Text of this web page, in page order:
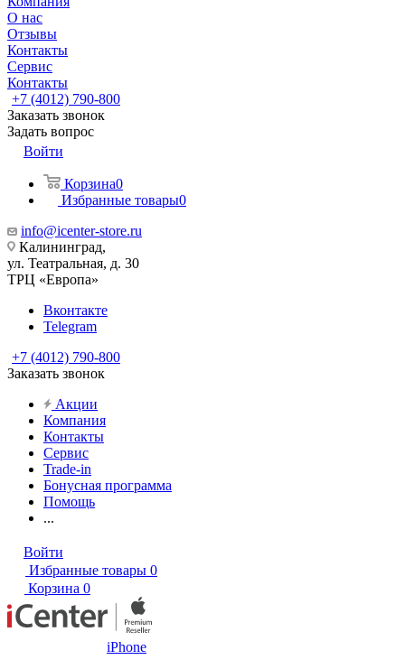
О нас
Отзывы
Контакты
Сервис
Контакты
+7 (4012) 790-800
Заказать звонок
Задать вопрос
Войти
Корзина0
Избранные товары0
info@icenter-store.ru
Калининград,
ул. Театральная, д. 30
ТРЦ «Европа»
Вконтакте
Telegram
+7 (4012) 790-800
Заказать звонок
Акции
Компания
Контакты
Сервис
Trade-in
Бонусная программа
Помощь
...
Войти
Избранные товары 0
Корзина 0
iPhone